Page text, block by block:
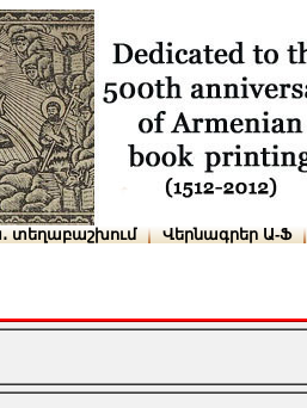
տեղաբաշխում Վերնագրեր Ա-Ֆ